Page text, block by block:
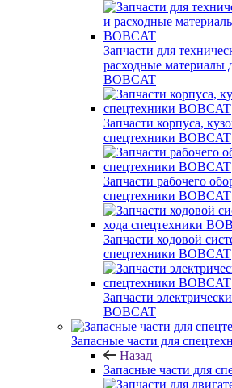
Запчасти для
расходные материалы
BOBCAT
Запчасти корпуса,
спецтехники BOBCAT
Запчасти рабочего
спецтехники BOBCAT
Запчасти ходовой
спецтехники BOBCAT
Запчасти
BOBCAT
Запасные части для
Назад
Запасные части для